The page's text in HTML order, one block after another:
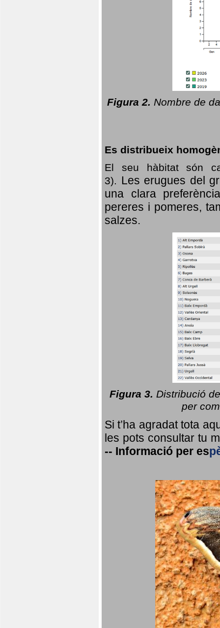
Figura 2. Nombre de
Es distribueix
El seu hàbitat són
3). Les erugues del
una clara
pereres i pomeres,
salzes.
Figura 3. Distribució
per
Si t’ha agradat tota
les pots consultar tu
-- Informació per es